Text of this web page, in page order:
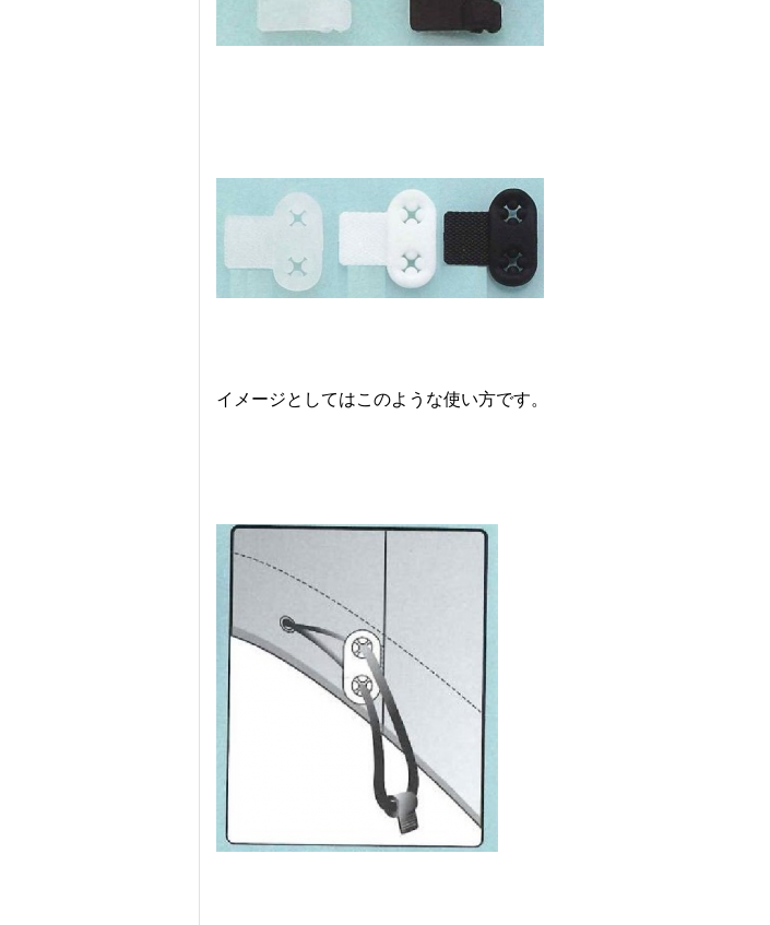
イメージとしてはこのような使い方です。